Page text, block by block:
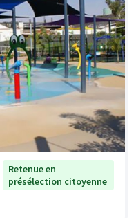
Retenue en
présélection citoyenne